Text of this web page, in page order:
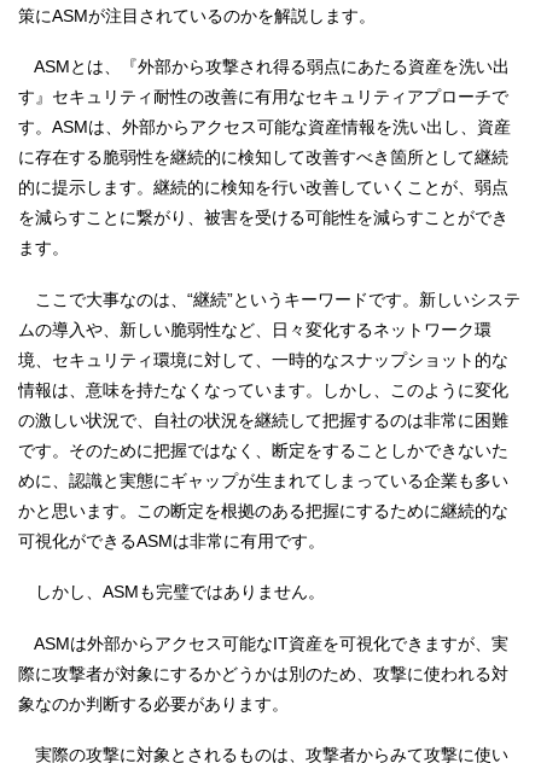
策にASMが注目されているのかを解説します。
ASMとは、『外部から攻撃され得る弱点にあたる資産を洗い出
す』セキュリティ耐性の改善に有用なセキュリティアプローチで
す。ASMは、外部からアクセス可能な資産情報を洗い出し、資産
に存在する脆弱性を継続的に検知して改善すべき箇所として継続
的に提示します。継続的に検知を行い改善していくことが、弱点
を減らすことに繋がり、被害を受ける可能性を減らすことができ
ます。
ここで大事なのは、“継続”というキーワードです。新しいシステ
ムの導入や、新しい脆弱性など、日々変化するネットワーク環
境、セキュリティ環境に対して、一時的なスナップショット的な
情報は、意味を持たなくなっています。しかし、このように変化
の激しい状況で、自社の状況を継続して把握するのは非常に困難
です。そのために把握ではなく、断定をすることしかできないた
めに、認識と実態にギャップが生まれてしまっている企業も多い
かと思います。この断定を根拠のある把握にするために継続的な
可視化ができるASMは非常に有用です。
しかし、ASMも完璧ではありません。
ASMは外部からアクセス可能なIT資産を可視化できますが、実
際に攻撃者が対象にするかどうかは別のため、攻撃に使われる対
象なのか判断する必要があります。
実際の攻撃に対象とされるものは、攻撃者からみて攻撃に使い